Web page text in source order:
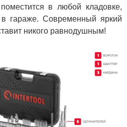
в любой кладовке,
гараже. Современный яркий
никого равнодушным!